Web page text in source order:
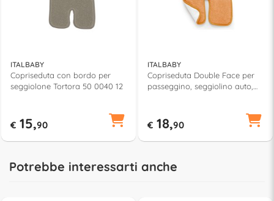
ITALBABY
Copriseduta con bordo per
seggiolone Tortora 50 0040 12
€ 15,90
ITALBABY
Copriseduta Double Face per
passeggino, seggiolino auto,
€ 18,90
Potrebbe interessarti anche